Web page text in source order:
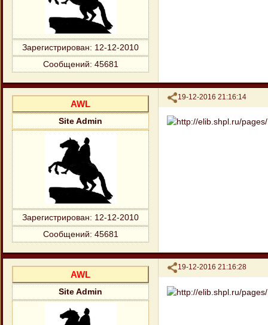
Зарегистрирован: 12-12-2010
Сообщений: 45681
Поделиться
19-12-2016 21:16:14
AWL
Site Admin
Зарегистрирован: 12-12-2010
Сообщений: 45681
Поделиться
19-12-2016 21:16:28
AWL
Site Admin